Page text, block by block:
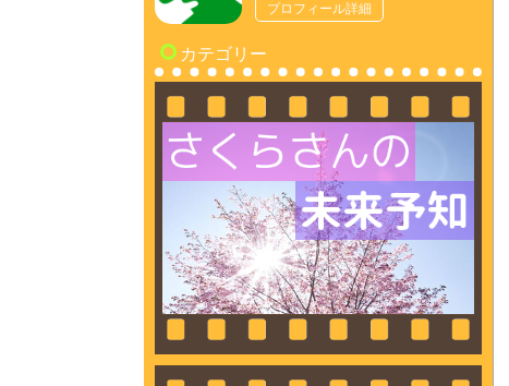
プロフィール詳細
カテゴリー